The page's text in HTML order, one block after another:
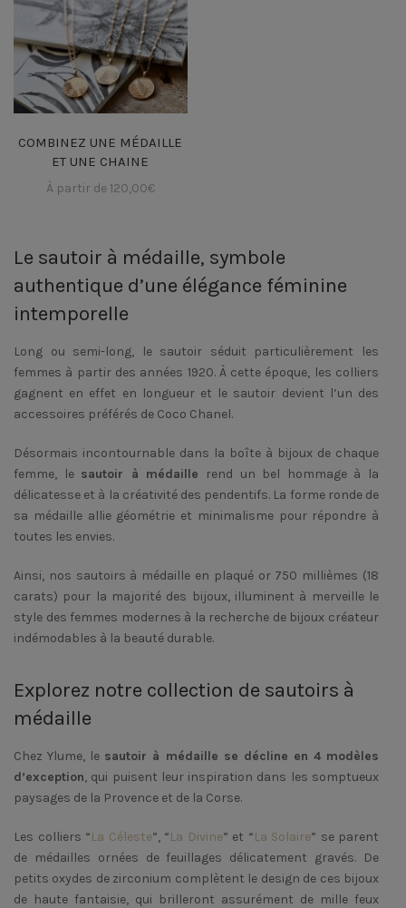
COMBINEZ UNE MÉDAILLE
ET UNE CHAINE
À partir de 120,00€
Le sautoir à médaille, symbole
authentique d’une élégance féminine
intemporelle
Long ou semi-long, le sautoir séduit particulièrement les
femmes à partir des années 1920. À cette époque, les colliers
gagnent en effet en longueur et le sautoir devient l’un des
accessoires préférés de Coco Chanel.
Désormais incontournable dans la boîte à bijoux de chaque
femme, le sautoir à médaille rend un bel hommage à la
délicatesse et à la créativité des pendentifs. La forme ronde de
sa médaille allie géométrie et minimalisme pour répondre à
toutes les envies.
Ainsi, nos sautoirs à médaille en plaqué or 750 millièmes (18
carats) pour la majorité des bijoux, illuminent à merveille le
style des femmes modernes à la recherche de bijoux créateur
indémodables à la beauté durable.
Explorez notre collection de sautoirs à
médaille
Chez Ylume, le sautoir à médaille se décline en 4 modèles
d’exception, qui puisent leur inspiration dans les somptueux
paysages de la Provence et de la Corse.
Les colliers “La Céleste”, “La Divine” et “La Solaire” se parent
de médailles ornées de feuillages délicatement gravés. De
petits oxydes de zirconium complètent le design de ces bijoux
de haute fantaisie, qui brilleront assurément de mille feux